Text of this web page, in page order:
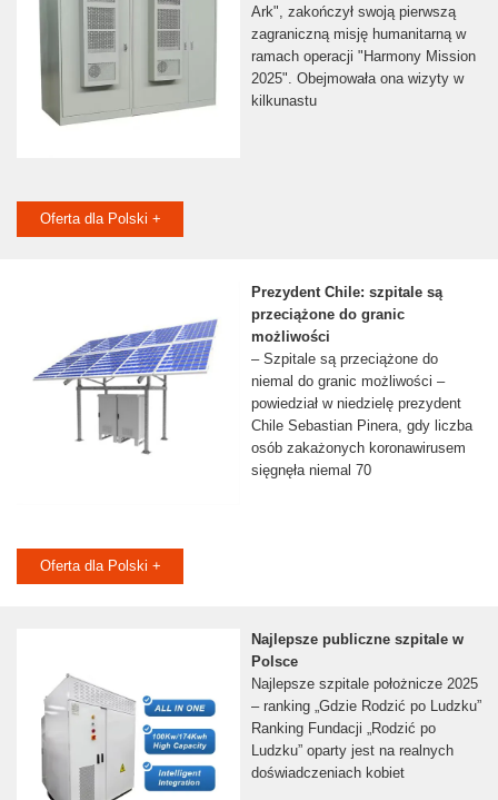
Ark", zakończył swoją pierwszą
zagraniczną misję humanitarną w
ramach operacji "Harmony Mission
2025". Obejmowała ona wizyty w
kilkunastu
Oferta dla Polski +
Prezydent Chile: szpitale są
przeciążone do granic
możliwości
– Szpitale są przeciążone do
niemal do granic możliwości –
powiedział w niedzielę prezydent
Chile Sebastian Pinera, gdy liczba
osób zakażonych koronawirusem
sięgnęła niemal 70
Oferta dla Polski +
Najlepsze publiczne szpitale w
Polsce
Najlepsze szpitale położnicze 2025
– ranking „Gdzie Rodzić po Ludzku”
Ranking Fundacji „Rodzić po
Ludzku” oparty jest na realnych
doświadczeniach kobiet